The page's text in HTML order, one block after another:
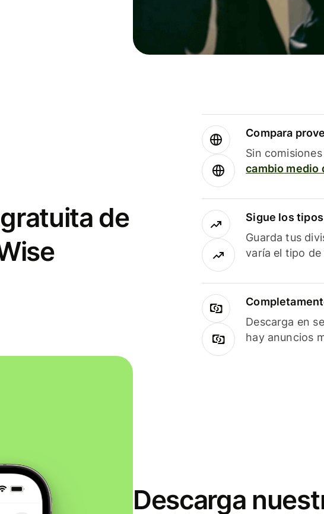
de
Compara
Sin
cambio medio
Sigue los
Guarda tus
varía el tipo
Descarga en
hay anuncios
Descarga